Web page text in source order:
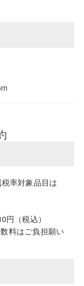
率対象品目は
円（税込）
料はご負担願い